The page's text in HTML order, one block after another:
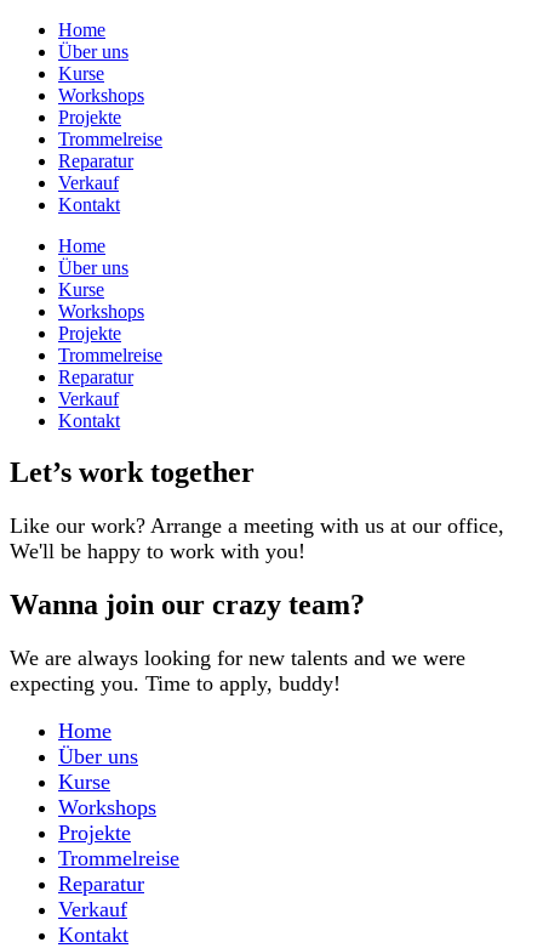
Home
Über uns
Kurse
Workshops
Projekte
Trommelreise
Reparatur
Verkauf
Kontakt
Home
Über uns
Kurse
Workshops
Projekte
Trommelreise
Reparatur
Verkauf
Kontakt
Let’s work together
Like our work? Arrange a meeting with us at our office,
We'll be happy to work with you!
Wanna join our crazy team?
We are always looking for new talents and we were
expecting you. Time to apply, buddy!
Home
Über uns
Kurse
Workshops
Projekte
Trommelreise
Reparatur
Verkauf
Kontakt